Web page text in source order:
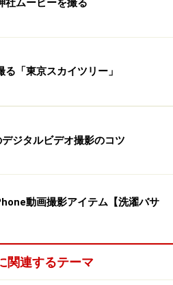
した部分だけがエンコードさ
ンダリング時間を大幅に短縮
プを選択できる。AVCHDの
選択できる。
スクは、付属のプレイヤーソ
再生できるほか、ソニーの
コーダ等でも再生できます。
録できるのですが、AVCHDカ
。
ムービーは、ディスクに書き込
の動画ファイルとして出力す
その際の解像度は、
社ムービーを撮る
「東京スカイツリー」
ジタルビデオ撮影のコツ
動画撮影アイテム【洗濯バサ
関連するテーマ